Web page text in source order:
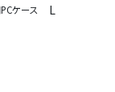
ケース L